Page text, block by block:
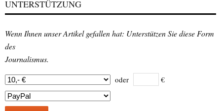
UNTERSTÜTZUNG
Wenn Ihnen unser Artikel gefallen hat: Unterstützen Sie diese Form
des
Journalismus.
oder €